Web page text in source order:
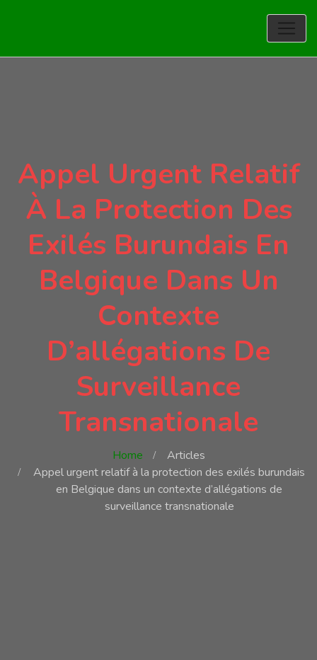
Appel Urgent Relatif
À La Protection Des
Exilés Burundais En
Belgique Dans Un
Contexte
D’allégations De
Surveillance
Transnationale
Home
Articles
Appel urgent relatif à la protection des exilés burundais
en Belgique dans un contexte d’allégations de
surveillance transnationale